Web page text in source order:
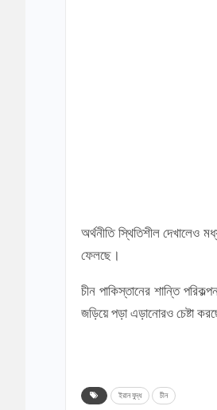
অর্থনীতি স্থিতিশীল দেখালেও
ফেলছে।
চীন পাকিস্তানের শান্তি
জড়িয়ে পড়া এড়ানোরও চেষ্টা
ইরান যুদ্ধ চীন